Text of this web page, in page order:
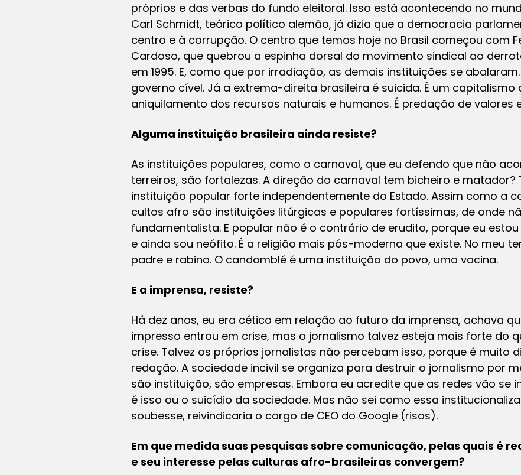
próprios e das verbas do fundo eleitoral. Isso está acontecendo no
Carl Schmidt, teórico político alemão, já dizia que a democracia
centro e à corrupção. O centro que temos hoje no Brasil começou com
Cardoso, que quebrou a espinha dorsal do movimento sindical ao
em 1995. E, como que por irradiação, as demais instituições se
governo cível. Já a extrema-direita brasileira é suicida. É um capitalismo
aniquilamento dos recursos naturais e humanos. É predação de valores
Alguma instituição brasileira ainda resiste?
As instituições populares, como o carnaval, que eu defendo que não
terreiros, são fortalezas. A direção do carnaval tem bicheiro e matador?
instituição popular forte independentemente do Estado. Assim como a
cultos afro são instituições litúrgicas e populares fortíssimas, de onde
fundamentalista. E popular não é o contrário de erudito, porque eu
e ainda sou neófito. É a religião mais pós-moderna que existe. No meu
padre e rabino. O candomblé é uma instituição do povo, uma vacina.
E a imprensa, resiste?
Há dez anos, eu era cético em relação ao futuro da imprensa, achava
impresso entrou em crise, mas o jornalismo talvez esteja mais forte do
crise. Talvez os próprios jornalistas não percebam isso, porque é muito
redação. A sociedade incivil se organiza para destruir o jornalismo por
são instituição, são empresas. Embora eu acredite que as redes vão se
é isso ou o suicídio da sociedade. Mas não sei como essa
soubesse, reivindicaria o cargo de CEO do Google (risos).
Em que medida suas pesquisas sobre comunicação, pelas quais é
e seu interesse pelas culturas afro-brasileiras convergem?